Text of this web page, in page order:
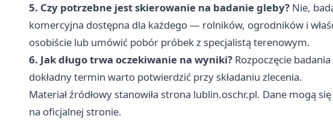
5. Czy potrzebne jest skierowanie na badanie gleby? Nie,
komercyjna dostępna dla każdego — rolników, ogrodników i
osobiście lub umówić pobór próbek z specjalistą terenowym.
6. Jak długo trwa oczekiwanie na wyniki? Rozpoczęcie
dokładny termin warto potwierdzić przy składaniu zlecenia.
Materiał źródłowy stanowiła strona lublin.oschr.pl. Dane mogą
na oficjalnej stronie.